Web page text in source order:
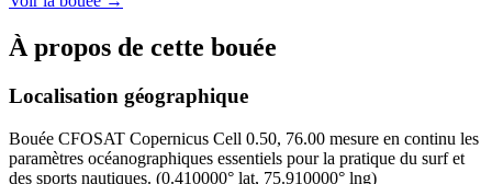
À propos de cette bouée
Localisation géographique
Bouée CFOSAT Copernicus Cell 0.50, 76.00 mesure en continu les
paramètres océanographiques essentiels pour la pratique du surf et
des sports nautiques. (0.410000° lat, 75.910000° lng)